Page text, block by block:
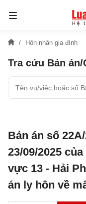
Hôn nhân gia đình
Tra cứu Bản
Bản án số
23/09/2025
vực 13 - Hải
án ly hôn về